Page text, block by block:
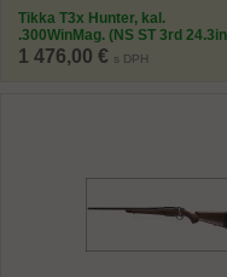
Tikka T3x Hunter, kal.
.300WinMag. (NS ST 3rd 24.3in
MT15x1)
1 476,00 € s DPH